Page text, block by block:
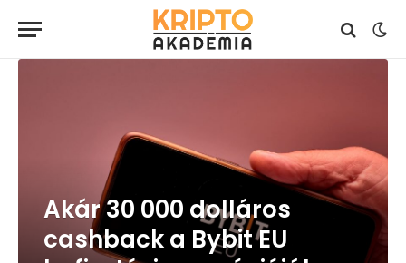
Akár 30 000 dolláros
cashback a Bybit EU